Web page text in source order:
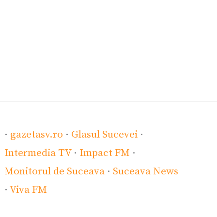
· gazetasv.ro · Glasul Sucevei ·
Intermedia TV· Impact FM ·
Monitorul de Suceava · Suceava News
·Viva FM